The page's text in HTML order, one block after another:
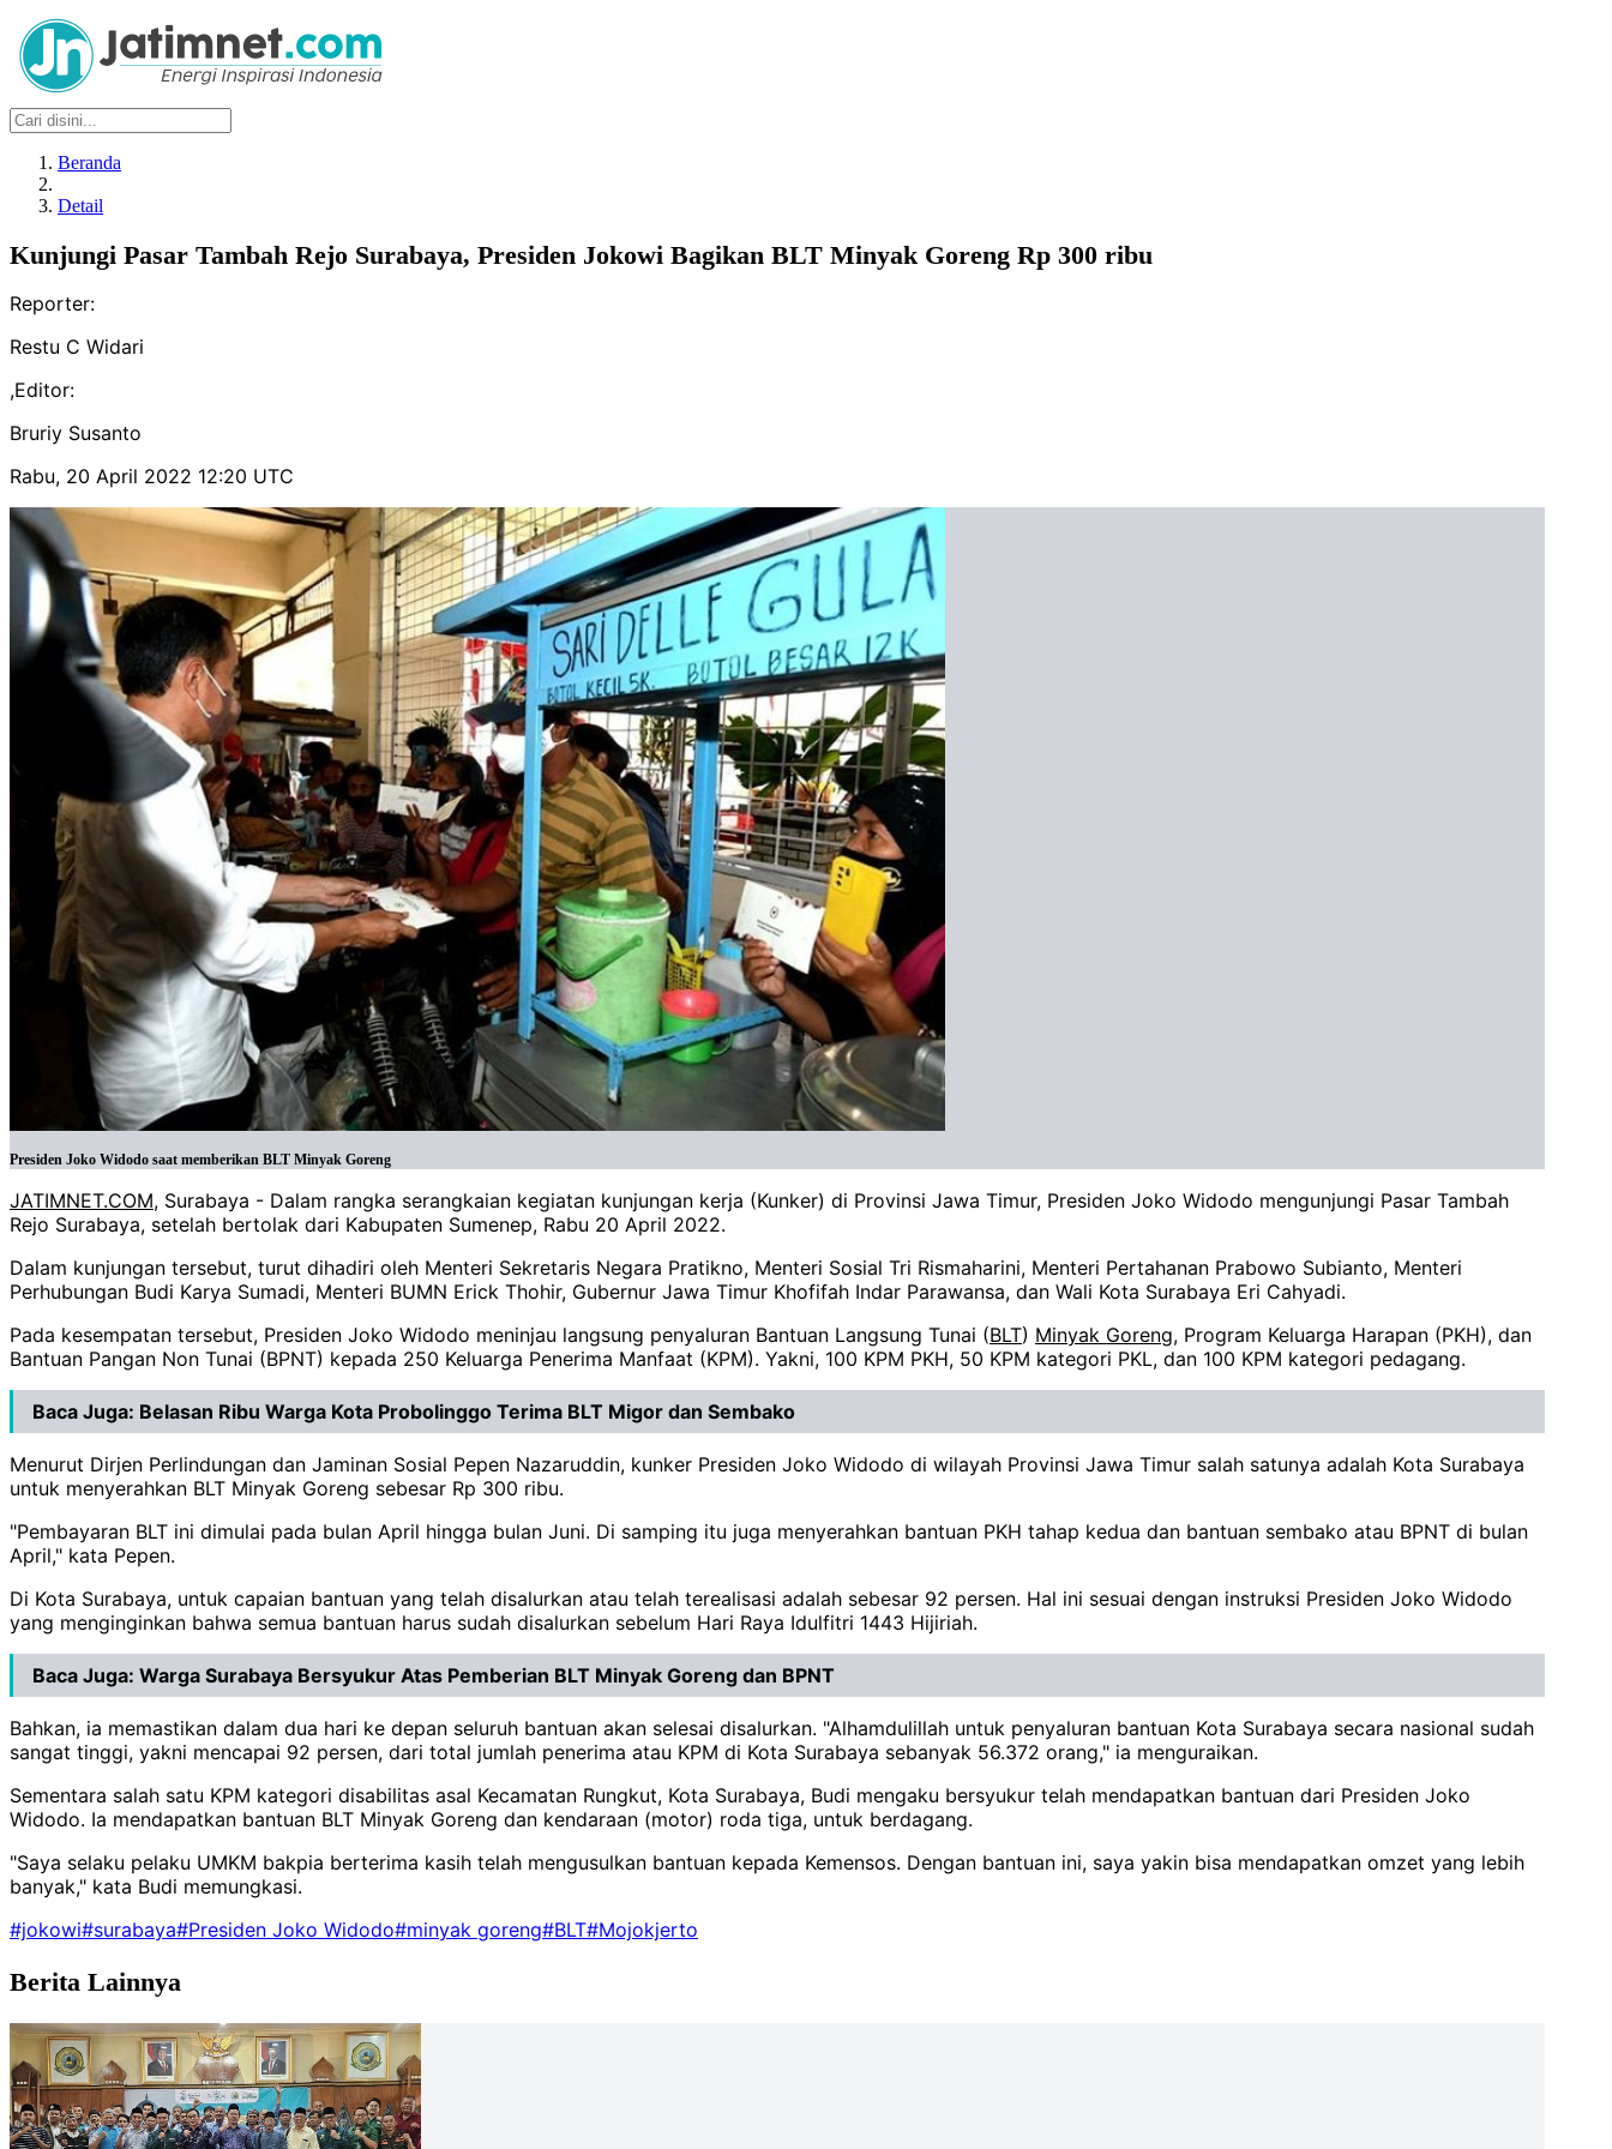
Beranda
Detail
Kunjungi Pasar Tambah Rejo Surabaya, Presiden Jokowi Bagikan BLT Minyak Goreng Rp 300 ribu
Reporter:
Restu C Widari
,Editor:
Bruriy Susanto
Rabu, 20 April 2022 12:20 UTC
Presiden Joko Widodo saat memberikan BLT Minyak Goreng
JATIMNET.COM, Surabaya - Dalam rangka serangkaian kegiatan kunjungan kerja (Kunker) di Provinsi Jawa Timur, Presiden Joko Widodo mengunjungi Pasar Tambah
Rejo Surabaya, setelah bertolak dari Kabupaten Sumenep, Rabu 20 April 2022.
Dalam kunjungan tersebut, turut dihadiri oleh Menteri Sekretaris Negara Pratikno, Menteri Sosial Tri Rismaharini, Menteri Pertahanan Prabowo Subianto, Menteri
Perhubungan Budi Karya Sumadi, Menteri BUMN Erick Thohir, Gubernur Jawa Timur Khofifah Indar Parawansa, dan Wali Kota Surabaya Eri Cahyadi.
Pada kesempatan tersebut, Presiden Joko Widodo meninjau langsung penyaluran Bantuan Langsung Tunai (BLT) Minyak Goreng, Program Keluarga Harapan (PKH), dan
Bantuan Pangan Non Tunai (BPNT) kepada 250 Keluarga Penerima Manfaat (KPM). Yakni, 100 KPM PKH, 50 KPM kategori PKL, dan 100 KPM kategori pedagang.
Baca Juga: Belasan Ribu Warga Kota Probolinggo Terima BLT Migor dan Sembako
Menurut Dirjen Perlindungan dan Jaminan Sosial Pepen Nazaruddin, kunker Presiden Joko Widodo di wilayah Provinsi Jawa Timur salah satunya adalah Kota Surabaya
untuk menyerahkan BLT Minyak Goreng sebesar Rp 300 ribu.
"Pembayaran BLT ini dimulai pada bulan April hingga bulan Juni. Di samping itu juga menyerahkan bantuan PKH tahap kedua dan bantuan sembako atau BPNT di bulan
April," kata Pepen.
Di Kota Surabaya, untuk capaian bantuan yang telah disalurkan atau telah terealisasi adalah sebesar 92 persen. Hal ini sesuai dengan instruksi Presiden Joko Widodo
yang menginginkan bahwa semua bantuan harus sudah disalurkan sebelum Hari Raya Idulfitri 1443 Hijiriah.
Baca Juga: Warga Surabaya Bersyukur Atas Pemberian BLT Minyak Goreng dan BPNT
Bahkan, ia memastikan dalam dua hari ke depan seluruh bantuan akan selesai disalurkan. "Alhamdulillah untuk penyaluran bantuan Kota Surabaya secara nasional sudah
sangat tinggi, yakni mencapai 92 persen, dari total jumlah penerima atau KPM di Kota Surabaya sebanyak 56.372 orang," ia menguraikan.
Sementara salah satu KPM kategori disabilitas asal Kecamatan Rungkut, Kota Surabaya, Budi mengaku bersyukur telah mendapatkan bantuan dari Presiden Joko
Widodo. Ia mendapatkan bantuan BLT Minyak Goreng dan kendaraan (motor) roda tiga, untuk berdagang.
"Saya selaku pelaku UMKM bakpia berterima kasih telah mengusulkan bantuan kepada Kemensos. Dengan bantuan ini, saya yakin bisa mendapatkan omzet yang lebih
banyak," kata Budi memungkasi.
#jokowi#surabaya#Presiden Joko Widodo#minyak goreng#BLT#Mojokjerto
Berita Lainnya